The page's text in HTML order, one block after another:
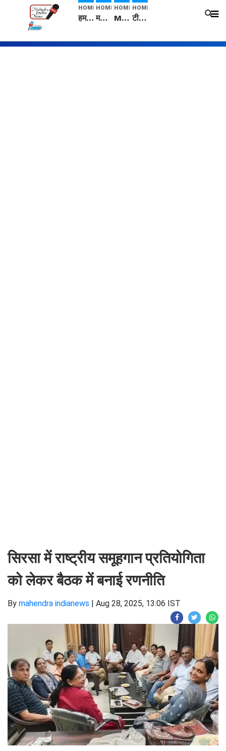
HOME
हम सनातनी..." सांसद kangana Ranaut से क्या बोली लड़की? Viral Jantar-Mantar | CJP protest
HOME
मनीषा हत्याकांड: हत्या, आत्महत्या या कोई बड़ा राज? | Full Story | Josh Haryana
HOME
Mangalsutra: हिंदू धर्म में शादी के बाद मंगलसूत्र क्यों पहनती है महिलाएं, किसने शुरु की ये परंपरा
HOME
टीम बीकेई ने एग्रीकल्चर ग्रेड की यूरिया खाद गट्टों में बदलकर टेक्निकल ग्रेड में बेचने वालों पर करवाई कार्रवाई: लखविंदर सिंह औलख
सिरसा में राष्ट्रीय समूहगान प्रतियोगिता
को लेकर बैठक में बनाई रणनीति
By mahendra indianews | Aug 28, 2025, 13:06 IST